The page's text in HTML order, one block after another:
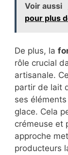
Voir aussi
pour plus
De plus, la
rôle crucial
artisanale.
partir de lait
ses
glace. Cela
crémeuse et
approche
producteurs